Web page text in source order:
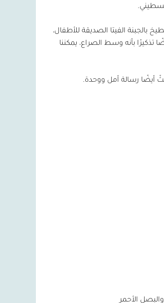
الفيتا الصديقة للأطفال،
بأنه وسط الصراع، يمكننا
أيضًا رسالة أمل ووحدة.